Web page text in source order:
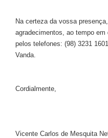
Na certeza da vossa
agradecimentos, ao tempo
pelos telefones: (98) 3231
Vanda.
Cordialmente,
Vicente Carlos de Mesquita